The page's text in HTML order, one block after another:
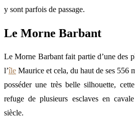
y sont parfois de passage.
Le Morne Barbant
Le Morne Barbant fait partie d’une des
l’île Maurice et cela, du haut de ses 556
posséder une très belle silhouette,
refuge de plusieurs esclaves en
siècle.